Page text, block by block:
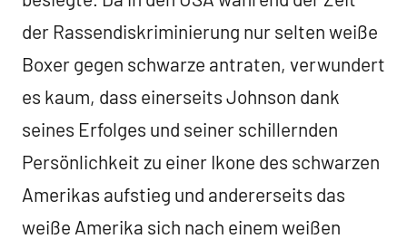
der Rassendiskriminierung nur selten weiße
Boxer gegen schwarze antraten, verwundert
es kaum, dass einerseits Johnson dank
seines Erfolges und seiner schillernden
Persönlichkeit zu einer Ikone des schwarzen
Amerikas aufstieg und andererseits das
weiße Amerika sich nach einem weißen